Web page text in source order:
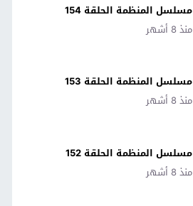
مسلسل المنظمة الحلقة 154
منذ 8 أشهر
مسلسل المنظمة الحلقة 153
منذ 8 أشهر
مسلسل المنظمة الحلقة 152
منذ 8 أشهر